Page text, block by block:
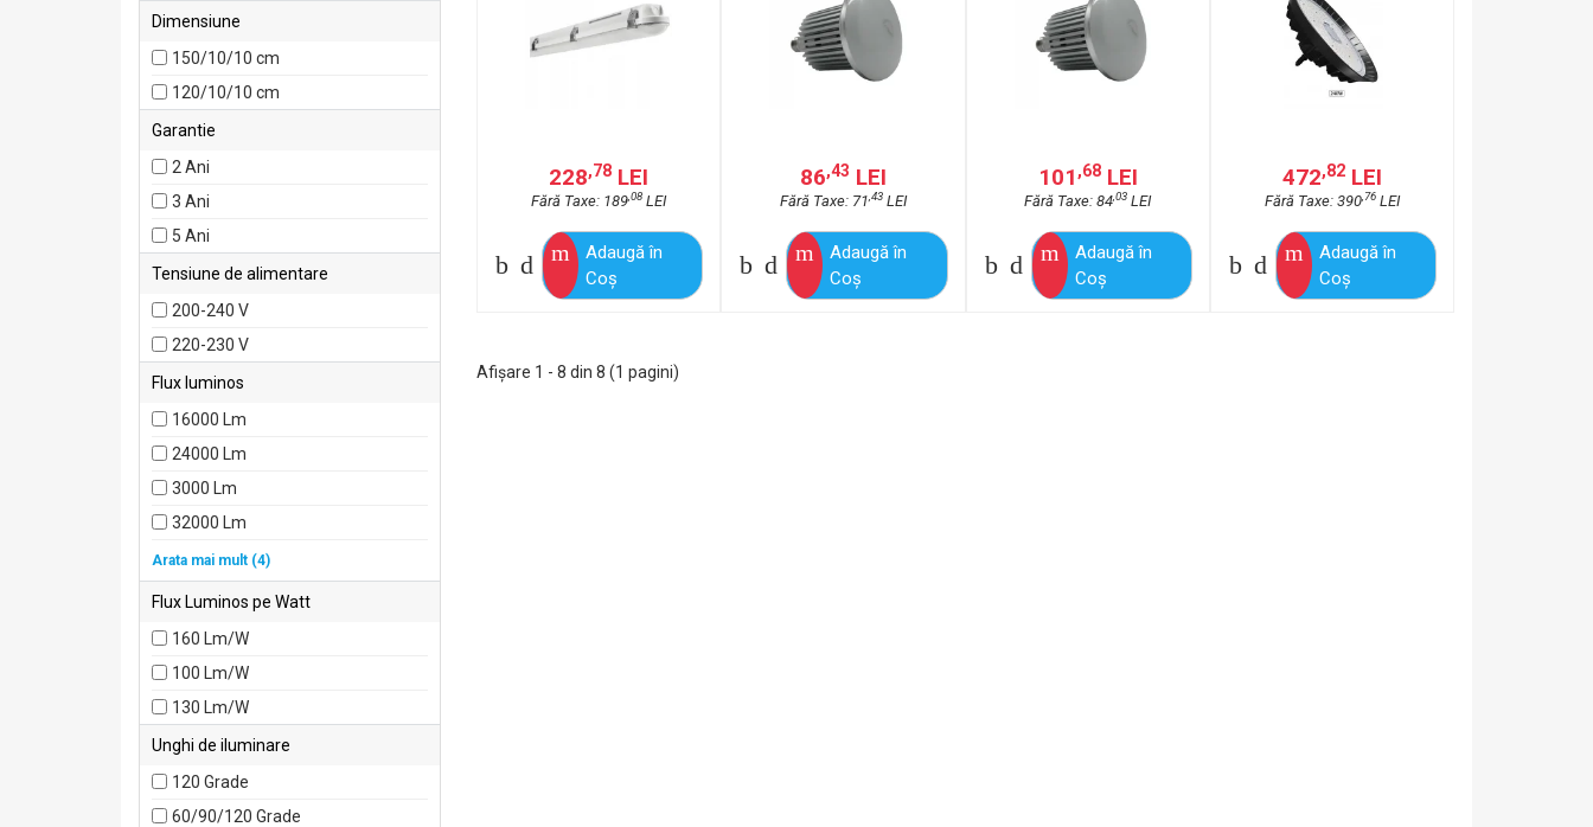
Dimensiune
150/10/10 cm
120/10/10 cm
Garantie
2 Ani
3 Ani
5 Ani
Tensiune de alimentare
200-240 V
220-230 V
Flux luminos
16000 Lm
24000 Lm
3000 Lm
32000 Lm
38.400 LM
5000 Lm
Arata mai mult (4)
Flux Luminos pe Watt
160 Lm/W
100 Lm/W
130 Lm/W
Unghi de iluminare
120 Grade
60/90/120 Grade
228,78 LEI
Fără Taxe: 189,08 LEI
Adaugă în
Coş
86,43 LEI
Fără Taxe: 71,43LEI
Adaugă în
Coş
101 ,68LEI
Fără Taxe: 84,03 LEI
Adaugă în
Coş
472,82LEI
Fără Taxe: 390,76LEI
Adaugă în
Coş
Afişare 1 - 8 din 8 (1 pagini)